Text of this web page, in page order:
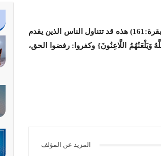
{إِنَّ الَّذِينَ كَفَرُوا وَمَاتُوا وَهُمْ كُفَّارٌ أُولَئِكَ عَلَيْهِمْ لَعْنَةُ اللَّهِ وَالْمَلائِكَةِ وَالنَّاسِ أَجْمَعِينَ} (البقرة:161) هذه قد تتناول الناس الذين يقدم
وَيَلْعَنُهُمُ اللَّاعِنُونَ} وكفروا: رفضوا الحق،
المزيد عن المؤلف